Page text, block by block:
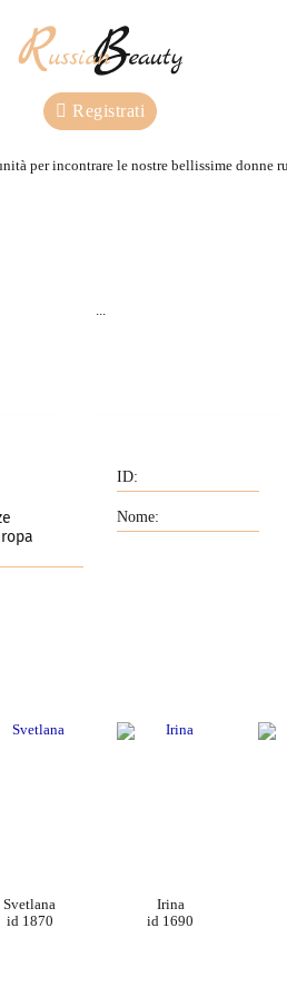
Registrati
per incontrare le nostre bellissime donne
...
Svetlana
id 1870
Irina
id 1690